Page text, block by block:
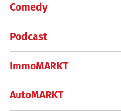
Comedy
Podcast
ImmoMARKT
AutoMARKT